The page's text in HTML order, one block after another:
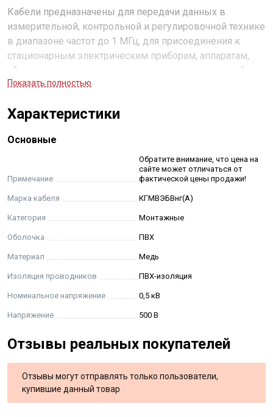
Кабели предназначены для передачи данных в
измерительной, контрольной и регулировочной технике
в диапазоне частот до 1 МГц, для присоединения к
стационарным электрическим приборам, аппаратам,
сборкам электрических распределительных устройств
на напряжение 500 В переменного тока частотой 50 Гц
при одиночной прокладке, с индексом
категорииА
Срок службы кабелей при соблюдении потребителем
условий транспортирования, хранения, прокладки
(монтажа) и эксплуатации, указанных в настоящих
технических условиях, не менее 20 лет. Срок службы
Относительная влажность воздуха при температуре до
+ 35 °С до 98 %
Строительная длина кабеля не менее 150 м
Показать полностью
Характеристики
Основные
Примечание
Обратите внимание, что цена на
сайте может отличаться от
фактической цены продажи!
Марка кабеля КГМВЭБВнг(А)
Категория Монтажные
Оболочка ПВХ
Материал Медь
Изоляция проводников ПВХ-изоляция
Номинальное напряжение 0,5 кВ
Напряжение 500 В
Отзывы реальных покупателей
Отзывы могут отправлять только пользователи,
купившие данный товар